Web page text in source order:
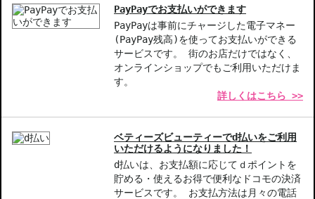
PayPayでお支払いができます
PayPayは事前にチャージした電子マネー
(PayPay残高)を使ってお支払いができる
サービスです。 街のお店だけではなく、
オンラインショップでもご利用いただけま
す。
詳しくはこちら >>
ベティーズビューティーでd払いをご利用
いただけるようになりました！
d払いは、お支払額に応じてｄポイントを
貯める・使えるお得で便利なドコモの決済
サービスです。 お支払方法は月々の電話